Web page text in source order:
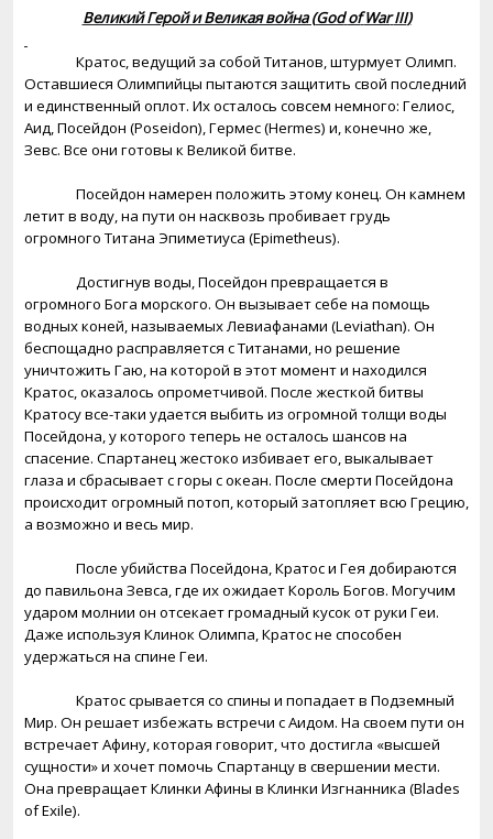
Великий Герой и Великая война (God ofWarIII)
Кратос, ведущий за собой Титанов, штурмует Олимп.
Оставшиеся Олимпийцы пытаются защитить свой последний
и единственный оплот. Их осталось совсем немного: Гелиос,
Аид, Посейдон (Poseidon), Гермес (Hermes) и, конечно же,
Зевс. Все они готовы к Великой битве.
Посейдон намерен положить этому конец. Он камнем
летит в воду, на пути он насквозь пробивает грудь
огромного Титана Эпиметиуса (Epimetheus).
Достигнув воды, Посейдон превращается в
огромного Бога морского. Он вызывает себе на помощь
водных коней, называемых Левиафанами (Leviathan). Он
беспощадно расправляется с Титанами, но решение
уничтожить Гаю, на которой в этот момент и находился
Кратос, оказалось опрометчивой. После жесткой битвы
Кратосу все-таки удается выбить из огромной толщи воды
Посейдона, у которого теперь не осталось шансов на
спасение. Спартанец жестоко избивает его, выкалывает
глаза и сбрасывает с горы с океан. После смерти Посейдона
происходит огромный потоп, который затопляет всю Грецию,
а возможно и весь мир.
После убийства Посейдона, Кратос и Гея добираются
до павильона Зевса, где их ожидает Король Богов. Могучим
ударом молнии он отсекает громадный кусок от руки Геи.
Даже используя Клинок Олимпа, Кратос не способен
удержаться на спине Геи.
Кратос срывается со спины и попадает в Подземный
Мир. Он решает избежать встречи с Аидом. На своем пути он
встречает Афину, которая говорит, что достигла «высшей
сущности» и хочет помочь Спартанцу в свершении мести.
Она превращает Клинки Афины в Клинки Изгнанника (Blades
ofExile).